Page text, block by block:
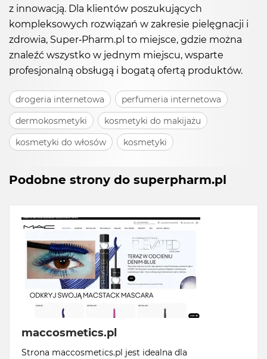
z innowacją. Dla klientów poszukujących
kompleksowych rozwiązań w zakresie pielęgnacji i
zdrowia, Super-Pharm.pl to miejsce, gdzie można
znaleźć wszystko w jednym miejscu, wsparte
profesjonalną obsługą i bogatą ofertą produktów.
drogeria internetowa
perfumeria internetowa
dermokosmetyki
kosmetyki do makijażu
kosmetyki do włosów
kosmetyki
Podobne strony do superpharm.pl
maccosmetics.pl
Strona maccosmetics.pl jest idealna dla